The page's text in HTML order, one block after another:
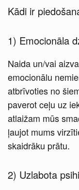
Kādi ir
1) Emocionāla
Naida un/vai
emocionālu
atbrīvoties no
paverot ceļu uz
atlaižam mūs
ļaujot mums
skaidrāku prātu.
2) Uzlabota